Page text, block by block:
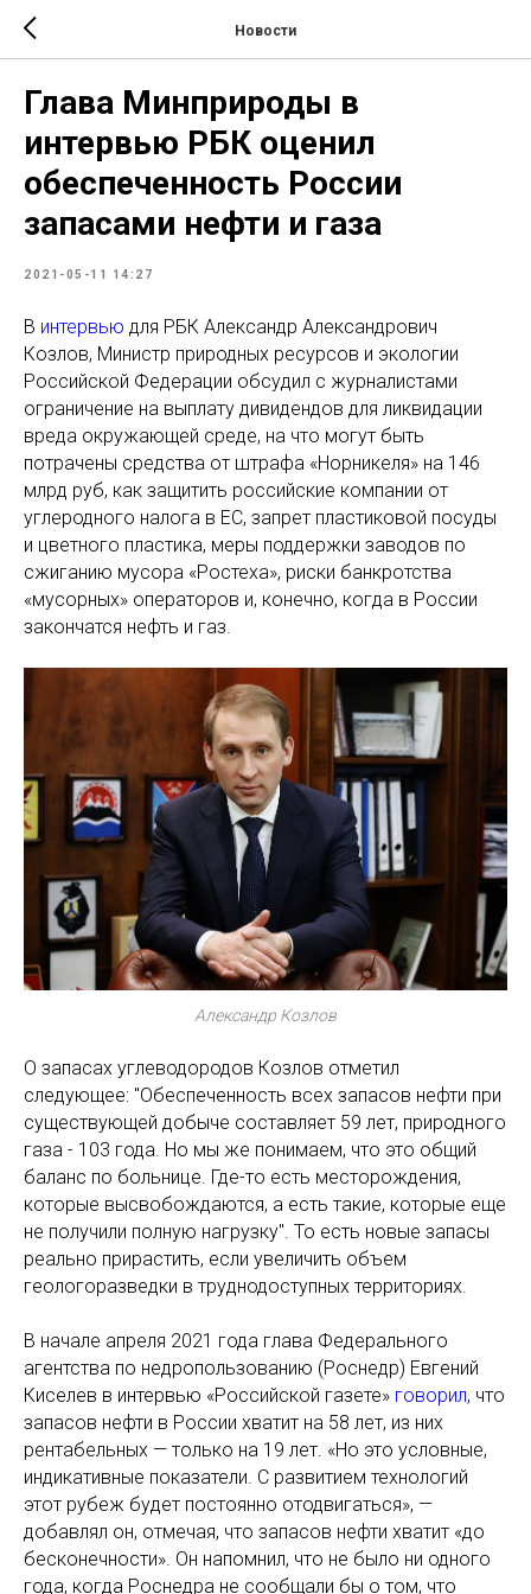
Новости
Глава Минприроды в
интервью РБК оценил
обеспеченность России
запасами нефти и газа
2021-05-11 14:27
В интервью для РБК Александр Александрович
Козлов, Министр природных ресурсов и экологии
Российской Федерации обсудил с журналистами
ограничение на выплату дивидендов для ликвидации
вреда окружающей среде, на что могут быть
потрачены средства от штрафа «Норникеля» на 146
млрд руб, как защитить российские компании от
углеродного налога в ЕС, запрет пластиковой посуды
и цветного пластика, меры поддержки заводов по
сжиганию мусора «Ростеха», риски банкротства
«мусорных» операторов и, конечно, когда в России
закончатся нефть и газ.
Александр Козлов
О запасах углеводородов Козлов отметил
следующее: "Обеспеченность всех запасов нефти при
существующей добыче составляет 59 лет, природного
газа - 103 года. Но мы же понимаем, что это общий
баланс по больнице. Где-то есть месторождения,
которые высвобождаются, а есть такие, которые еще
не получили полную нагрузку". То есть новые запасы
реально прирастить, если увеличить объем
геологоразведки в труднодоступных территориях.
В начале апреля 2021 года глава Федерального
агентства по недропользованию (Роснедр) Евгений
Киселев в интервью «Российской газете» говорил, что
запасов нефти в России хватит на 58 лет, из них
рентабельных — только на 19 лет. «Но это условные,
индикативные показатели. С развитием технологий
этот рубеж будет постоянно отодвигаться», —
добавлял он, отмечая, что запасов нефти хватит «до
бесконечности». Он напомнил, что не было ни одного
года, когда Роснедра не сообщали бы о том, что